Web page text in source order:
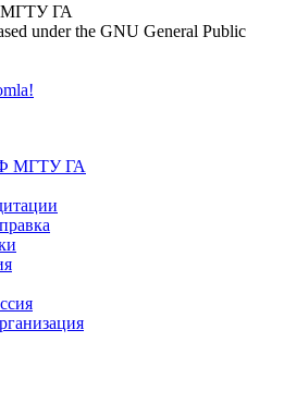
МГТУ ГА
under the GNU General Public
МГТУ ГА